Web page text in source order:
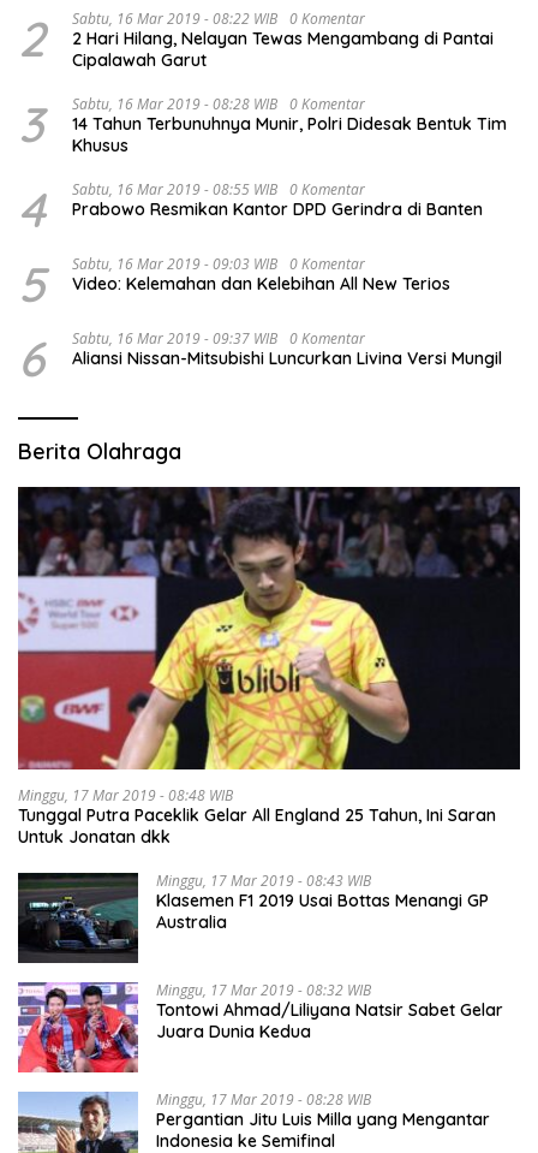
2 Sabtu, 16 Mar 2019 - 08:22 WIB 0 Komentar
2 Hari Hilang, Nelayan Tewas Mengambang di Pantai
Cipalawah Garut
3 Sabtu, 16 Mar 2019 - 08:28 WIB 0 Komentar
14 Tahun Terbunuhnya Munir, Polri Didesak Bentuk Tim
Khusus
4 Sabtu, 16 Mar 2019 - 08:55 WIB 0 Komentar
Prabowo Resmikan Kantor DPD Gerindra di Banten
5 Sabtu, 16 Mar 2019 - 09:03 WIB 0 Komentar
Video: Kelemahan dan Kelebihan All New Terios
6 Sabtu, 16 Mar 2019 - 09:37 WIB 0 Komentar
Aliansi Nissan-Mitsubishi Luncurkan Livina Versi Mungil
Berita Olahraga
Minggu, 17 Mar 2019 - 08:48 WIB
Tunggal Putra Paceklik Gelar All England 25 Tahun, Ini Saran
Untuk Jonatan dkk
Minggu, 17 Mar 2019 - 08:43 WIB
Klasemen F1 2019 Usai Bottas Menangi GP
Australia
Minggu, 17 Mar 2019 - 08:32 WIB
Tontowi Ahmad/Liliyana Natsir Sabet Gelar
Juara Dunia Kedua
Minggu, 17 Mar 2019 - 08:28 WIB
Pergantian Jitu Luis Milla yang Mengantar
Indonesia ke Semifinal